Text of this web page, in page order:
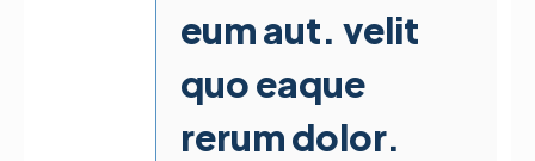
eum aut. velit
quo eaque
rerum dolor.